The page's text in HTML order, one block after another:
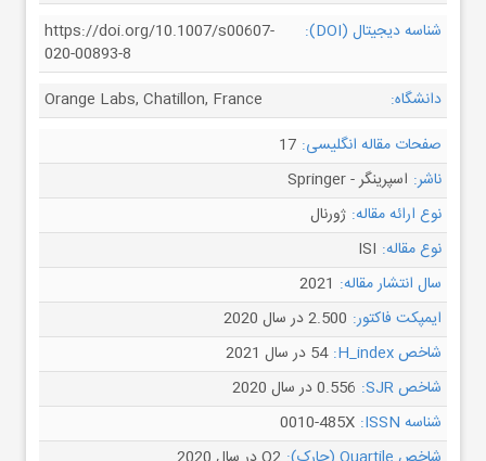
شناسه دیجیتال (DOI):
https://doi.org/10.1007/s00607-
020-00893-8
دانشگاه:
Orange Labs, Chatillon, France
صفحات مقاله انگلیسی: 17
ناشر: اسپرینگر - Springer
نوع ارائه مقاله: ژورنال
نوع مقاله: ISI
سال انتشار مقاله: 2021
ایمپکت فاکتور: 2.500 در سال 2020
شاخص H_index:
54 در سال 2021
شاخص SJR:
0.556 در سال 2020
شناسه ISSN:
0010-485X